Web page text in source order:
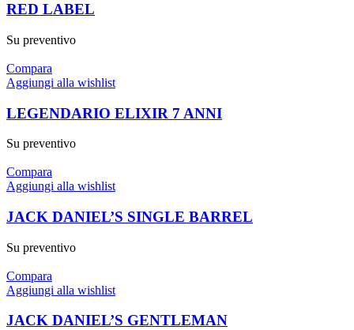
RED LABEL
Su preventivo
Compara
Aggiungi alla wishlist
LEGENDARIO ELIXIR 7 ANNI
Su preventivo
Compara
Aggiungi alla wishlist
JACK DANIEL’S SINGLE BARREL
Su preventivo
Compara
Aggiungi alla wishlist
JACK DANIEL’S GENTLEMAN